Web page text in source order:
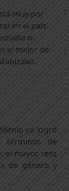
muy por
en el país
ni
el mejor de
se logró
términos de
el mayor reto
de género y